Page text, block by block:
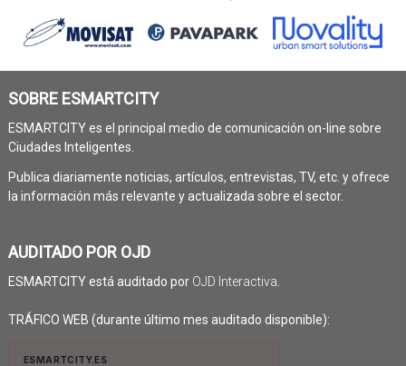
SOBRE ESMARTCITY
ESMARTCITY es el principal medio de comunicación on-line sobre
Ciudades Inteligentes.
Publica diariamente noticias, artículos, entrevistas, TV, etc. y ofrece
la información más relevante y actualizada sobre el sector.
AUDITADO POR OJD
ESMARTCITY está auditado por OJD Interactiva
TRÁFICO WEB (durante último mes auditado disponible):